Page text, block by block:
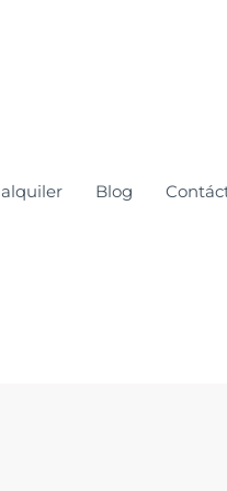
alquiler Blog